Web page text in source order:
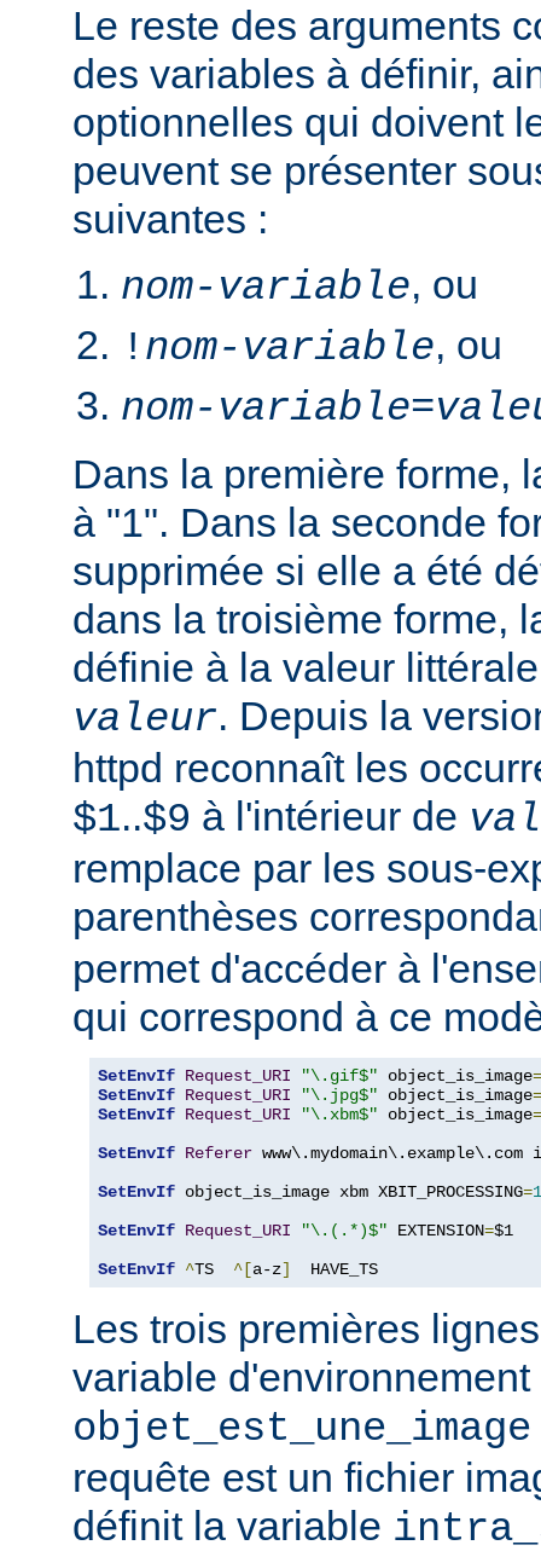
Le reste des arguments
des variables à définir,
optionnelles qui doivent
peuvent se présenter
suivantes :
nom-variable, ou
! nom-variable, ou
nom-variable=
Dans la première forme,
à "1". Dans la seconde
supprimée si elle a été
dans la troisième forme,
définie à la valeur
valeur. Depuis la
httpd reconnaît les
$1..$9 à l'intérieur de
remplace par les sous-
parenthèses
permet d'accéder à
qui correspond à ce
SetEnvIf Request_URI "\.gif$" object_is_image=
SetEnvIf Request_URI "\.jpg$" object_is_image=
SetEnvIf Request_URI "\.xbm$" object_is_image=
SetEnvIf Referer
SetEnvIf object_is_image xbm XBIT_PROCESSING=1
SetEnvIf Request_URI "\.(.*)$" EXTENSION=$1
SetEnvIf ^TS ^[a-z]
  HAVE_TS
Les trois premières
variable d'environnement
objet_est_une_image
requête est un fichier
définit la variable